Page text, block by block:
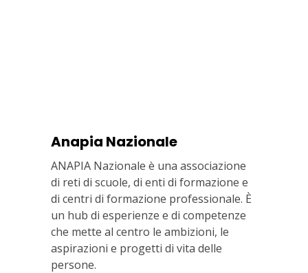
Anapia Nazionale
ANAPIA Nazionale è una associazione
di reti di scuole, di enti di formazione e
di centri di formazione professionale. È
un hub di esperienze e di competenze
che mette al centro le ambizioni, le
aspirazioni e progetti di vita delle
persone.